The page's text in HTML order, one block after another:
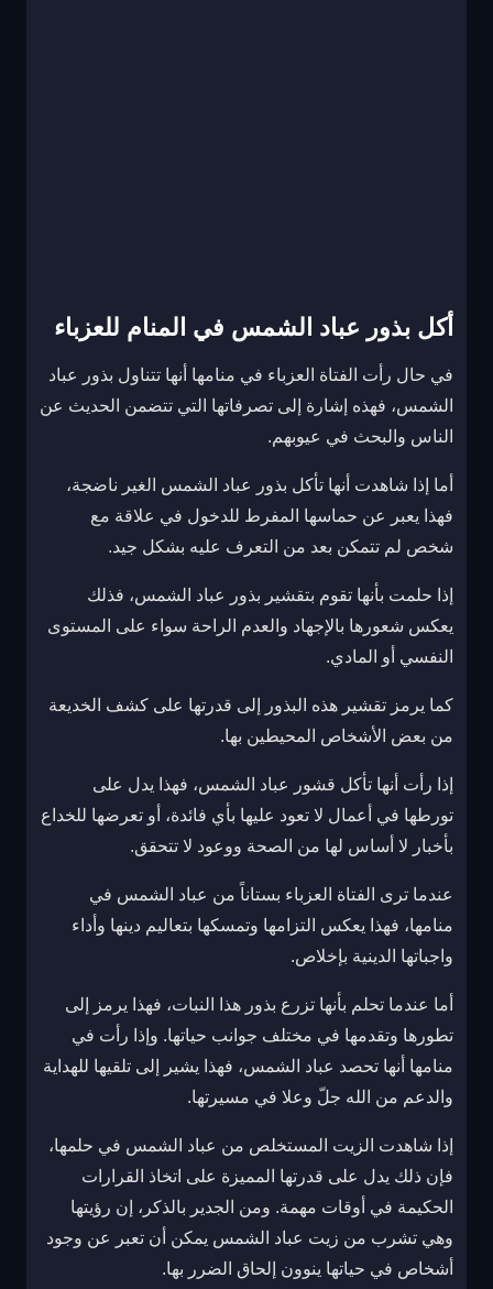
أكل بذور عباد الشمس في المنام للعزباء
في حال رأت الفتاة العزباء في منامها أنها تتناول بذور عباد
الشمس، فهذه إشارة إلى تصرفاتها التي تتضمن الحديث عن
الناس والبحث في عيوبهم.
أما إذا شاهدت أنها تأكل بذور عباد الشمس الغير ناضجة،
فهذا يعبر عن حماسها المفرط للدخول في علاقة مع
شخص لم تتمكن بعد من التعرف عليه بشكل جيد.
إذا حلمت بأنها تقوم بتقشير بذور عباد الشمس، فذلك
يعكس شعورها بالإجهاد والعدم الراحة سواء على المستوى
النفسي أو المادي.
كما يرمز تقشير هذه البذور إلى قدرتها على كشف الخديعة
من بعض الأشخاص المحيطين بها.
إذا رأت أنها تأكل قشور عباد الشمس، فهذا يدل على
تورطها في أعمال لا تعود عليها بأي فائدة، أو تعرضها للخداع
بأخبار لا أساس لها من الصحة ووعود لا تتحقق.
عندما ترى الفتاة العزباء بستاناً من عباد الشمس في
منامها، فهذا يعكس التزامها وتمسكها بتعاليم دينها وأداء
واجباتها الدينية بإخلاص.
أما عندما تحلم بأنها تزرع بذور هذا النبات، فهذا يرمز إلى
تطورها وتقدمها في مختلف جوانب حياتها. وإذا رأت في
منامها أنها تحصد عباد الشمس، فهذا يشير إلى تلقيها للهداية
والدعم من الله جلّ وعلا في مسيرتها.
إذا شاهدت الزيت المستخلص من عباد الشمس في حلمها،
فإن ذلك يدل على قدرتها المميزة على اتخاذ القرارات
الحكيمة في أوقات مهمة. ومن الجدير بالذكر، إن رؤيتها
وهي تشرب من زيت عباد الشمس يمكن أن تعبر عن وجود
أشخاص في حياتها ينوون إلحاق الضرر بها.